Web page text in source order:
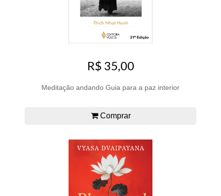
R$ 35,00
Meditação andando Guia para a paz interior
Comprar